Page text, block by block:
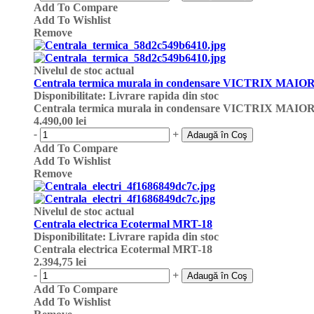
Add To Compare
Add To Wishlist
Remove
Nivelul de stoc actual
Centrala termica murala in condensare VICTRIX
Disponibilitate: Livrare rapida din stoc
Centrala termica murala in condensare VICTRIX
4.490,00 lei
-
+ Adaugă în Coş
Add To Compare
Add To Wishlist
Remove
Nivelul de stoc actual
Centrala electrica Ecotermal MRT-18
Disponibilitate: Livrare rapida din stoc
Centrala electrica Ecotermal MRT-18
2.394,75 lei
-
+ Adaugă în Coş
Add To Compare
Add To Wishlist